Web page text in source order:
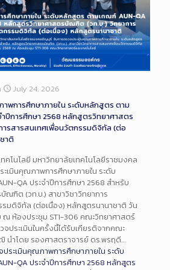
July 24, 2026
าพการศึกษาภายใน ระดับหลักสูตร ตาม
ปีการศึกษา 2568 หลักสูตรวิทยาศาสตร
รสารสนเทศเพื่อนวัตกรรมดิจิทัล (ต่อ
าติ
คโนโลยี มหาวิทยาลัยเทคโนโลยีราชมงคล
เมินคุณภาพการศึกษาภายใน ระดับ
QA ประจำปีการศึกษา 2568 สำหรับ
ณฑิต (วท.บ.) สาขาวิชาวิทยาการ
รมดิจิทัล (ต่อเนื่อง) หลักสูตรนานาชาติ วัน
ณ ห้องประชุม ST1-306 คณะวิทยาศาสตร์
จประเมินในครั้งนี้ได้รับเกียรติจากคณะ
ำโดย รองศาสตราจารย์ ดร.พรฤดี…
ประเมินคุณภาพการศึกษาภายใน ระดับ
QA ประจำปีการศึกษา 2568 หลักสูตร